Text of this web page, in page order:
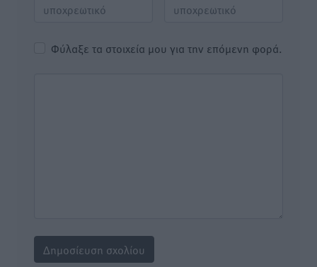
Φύλαξε τα στοιχεία μου για την επόμενη φορά.